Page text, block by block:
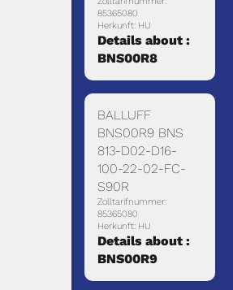
85365080
Herkunft: HU
Details about :
BNS00R8
BALLUFF
BNS00R9 BNS
813-D02-D16-
100-22-02-FC-
S90R
Zolltarifnummer:
85365080
Herkunft: HU
Details about :
BNS00R9